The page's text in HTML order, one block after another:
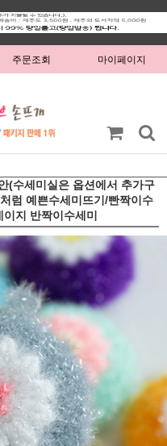
주문조회 마이페이지
(수세미실은 옵션에서 추가구
럼 예쁜수세미뜨기/빤짝이수
지 반짝이수세미